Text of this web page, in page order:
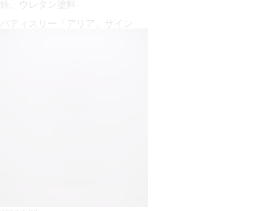
鉄、ウレタン塗料
パティスリー「アリア」サイン